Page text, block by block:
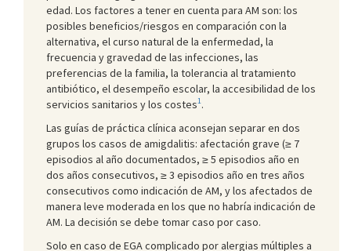
edad. Los factores a tener en cuenta para AM son: los
posibles beneficios/riesgos en comparación con la
alternativa, el curso natural de la enfermedad, la
frecuencia y gravedad de las infecciones, las
preferencias de la familia, la tolerancia al tratamiento
antibiótico, el desempeño escolar, la accesibilidad de los
servicios sanitarios y los costes1.
Las guías de práctica clínica aconsejan separar en dos
grupos los casos de amigdalitis: afectación grave (≥ 7
episodios al año documentados, ≥ 5 episodios año en
dos años consecutivos, ≥ 3 episodios año en tres años
consecutivos como indicación de AM, y los afectados de
manera leve moderada en los que no habría indicación de
AM. La decisión se debe tomar caso por caso.
Solo en caso de EGA complicado por alergias múltiples a